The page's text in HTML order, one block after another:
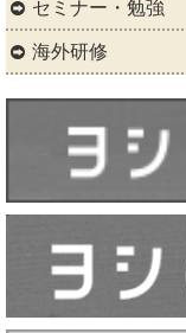
セミナー・勉強
海外研修